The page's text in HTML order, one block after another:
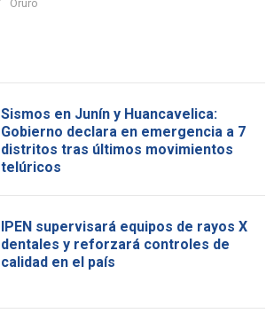
Oruro
Sismos en Junín y Huancavelica:
Gobierno declara en emergencia a 7
distritos tras últimos movimientos
telúricos
IPEN supervisará equipos de rayos X
dentales y reforzará controles de
calidad en el país